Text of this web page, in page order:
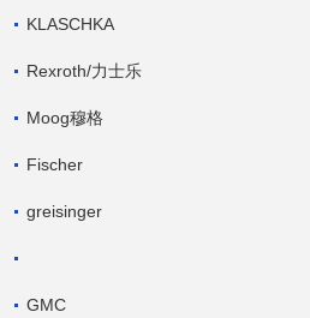
KLASCHKA
Rexroth/力士乐
Moog穆格
Fischer
greisinger
GMC